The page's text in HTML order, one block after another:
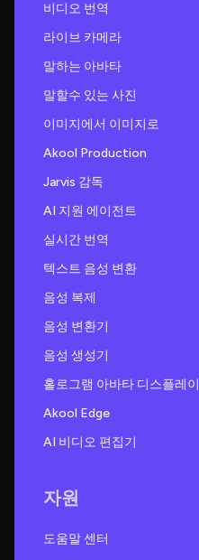
비디오 번역
라이브 카메라
말하는 아바타
말할수 있는 사진
이미지에서 이미지로
Akool Production
Jarvis 감독
AI 지원 에이전트
실시간 번역
텍스트 음성 변환
음성 복제
음성 변환기
음성 생성기
홀로그램 아바타 디스플레이
Akool Edge
AI 비디오 편집기
자원
도움말 센터